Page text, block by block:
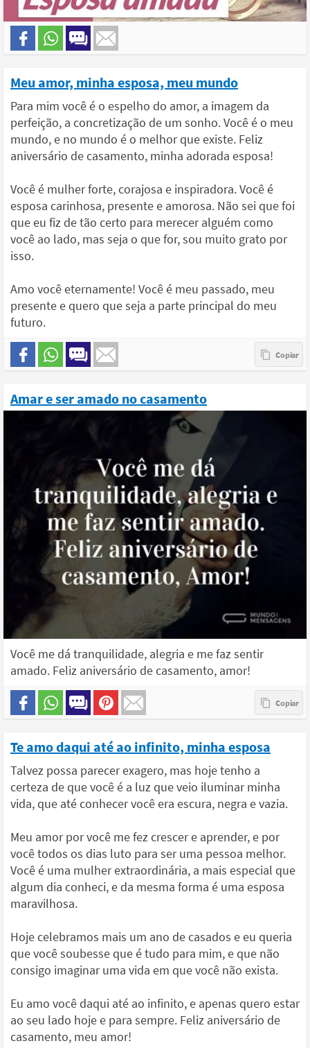
Meu amor, minha esposa, meu mundo
Para mim você é o espelho do amor, a imagem da
perfeição, a concretização de um sonho. Você é o meu
mundo, e no mundo é o melhor que existe. Feliz
aniversário de casamento, minha adorada esposa!
Você é mulher forte, corajosa e inspiradora. Você é
esposa carinhosa, presente e amorosa. Não sei que foi
que eu fiz de tão certo para merecer alguém como
você ao lado, mas seja o que for, sou muito grato por
isso.
Amo você eternamente! Você é meu passado, meu
presente e quero que seja a parte principal do meu
futuro.
Amar e ser amado no casamento
Você me dá tranquilidade, alegria e me faz sentir
amado. Feliz aniversário de casamento, amor!
Te amo daqui até ao infinito, minha esposa
Talvez possa parecer exagero, mas hoje tenho a
certeza de que você é a luz que veio iluminar minha
vida, que até conhecer você era escura, negra e vazia.
Meu amor por você me fez crescer e aprender, e por
você todos os dias luto para ser uma pessoa melhor.
Você é uma mulher extraordinária, a mais especial que
algum dia conheci, e da mesma forma é uma esposa
maravilhosa.
Hoje celebramos mais um ano de casados e eu queria
que você soubesse que é tudo para mim, e que não
consigo imaginar uma vida em que você não exista.
Eu amo você daqui até ao infinito, e apenas quero estar
ao seu lado hoje e para sempre. Feliz aniversário de
casamento, meu amor!